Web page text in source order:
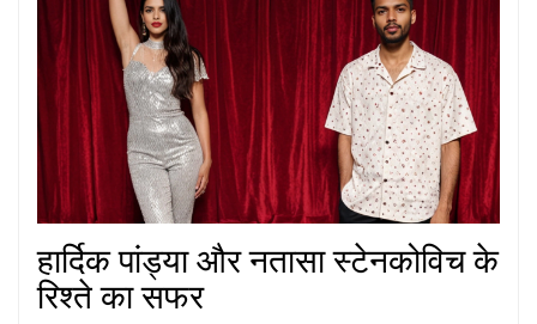
हार्दिक पांड्या और नतासा स्टेनकोविच के
रिश्ते का सफर